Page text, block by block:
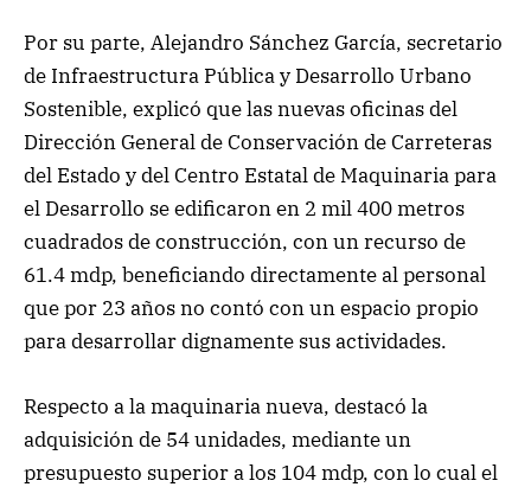
Por su parte, Alejandro Sánchez García, secretario
de Infraestructura Pública y Desarrollo Urbano
Sostenible, explicó que las nuevas oficinas del
Dirección General de Conservación de Carreteras
del Estado y del Centro Estatal de Maquinaria para
el Desarrollo se edificaron en 2 mil 400 metros
cuadrados de construcción, con un recurso de
61.4 mdp, beneficiando directamente al personal
que por 23 años no contó con un espacio propio
para desarrollar dignamente sus actividades.
Respecto a la maquinaria nueva, destacó la
adquisición de 54 unidades, mediante un
presupuesto superior a los 104 mdp, con lo cual el